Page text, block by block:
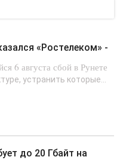
«Ростелеком» -
6 августа сбой в Рунете
устранить которые...
до 20 Гбайт на